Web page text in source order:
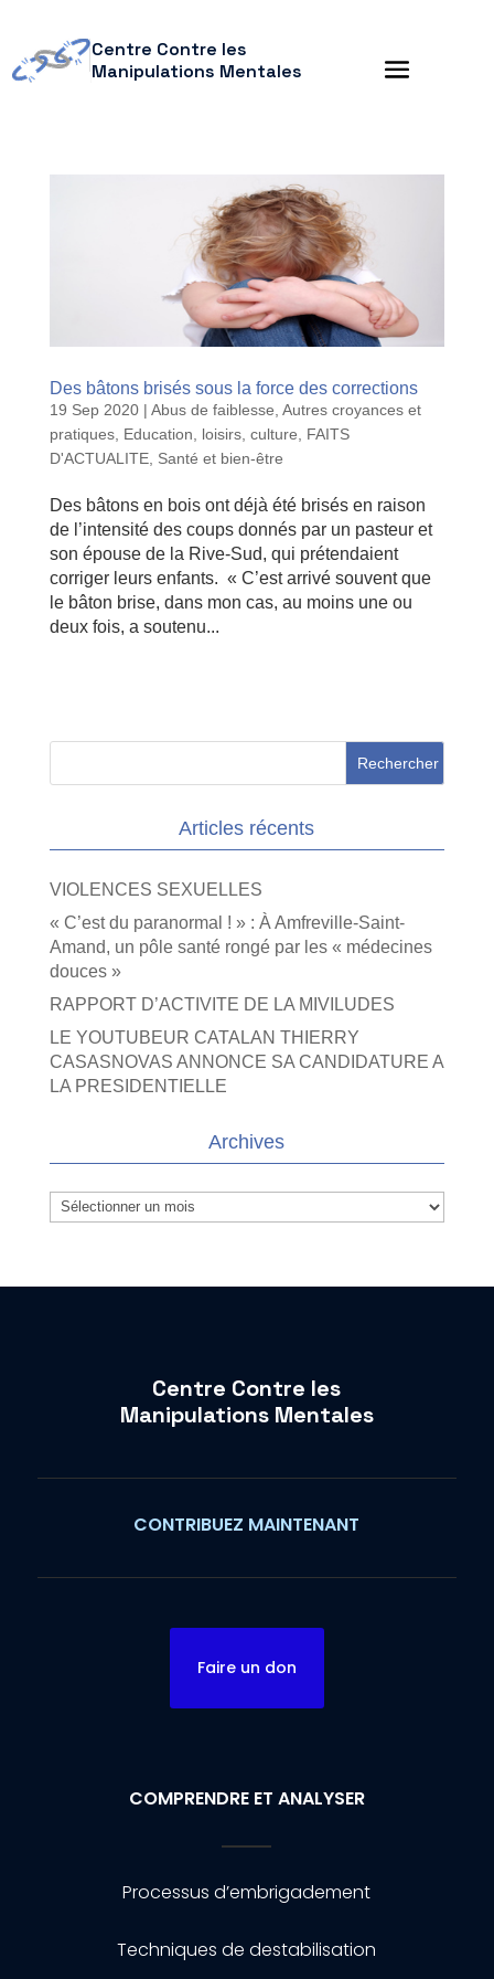
Centre Contre les
Manipulations Mentales
Des bâtons brisés sous la force des corrections
19 Sep 2020| Abus de faiblesse Autres croyances et
pratiques, Education, loisirs, culture
FAITS
D'ACTUALITE, Santé et bien-être
Des bâtons en bois ont déjà été brisés en raison
de l’intensité des coups donnés par un pasteur et
son épouse de la Rive-Sud, qui prétendaient
corriger leurs enfants. « C’est arrivé souvent que
le bâton brise, dans mon cas, au moins une ou
deux fois, a soutenu...
Articles récents
VIOLENCES SEXUELLES
« C’est du paranormal ! » : À Amfreville-Saint-
Amand, un pôle santé rongé par les « médecines
douces »
RAPPORT D’ACTIVITE DE LA MIVILUDES
LE YOUTUBEUR CATALAN THIERRY
CASASNOVAS ANNONCE SA CANDIDATURE A
LA PRESIDENTIELLE
Archives
Archives
Centre Contre les
Manipulations Mentales
CONTRIBUEZ MAINTENANT
Faire un don
COMPRENDRE ET ANALYSER
Processus d’embrigadement
Techniques de destabilisation